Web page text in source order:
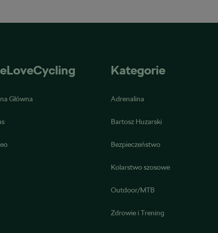
Główna
Kategorie
Adrenalina
Bartosz Huzarski
Bezpieczeństwo
Kolarstwo szosowe
Outdoor/MTB
Zdrowie i Trening